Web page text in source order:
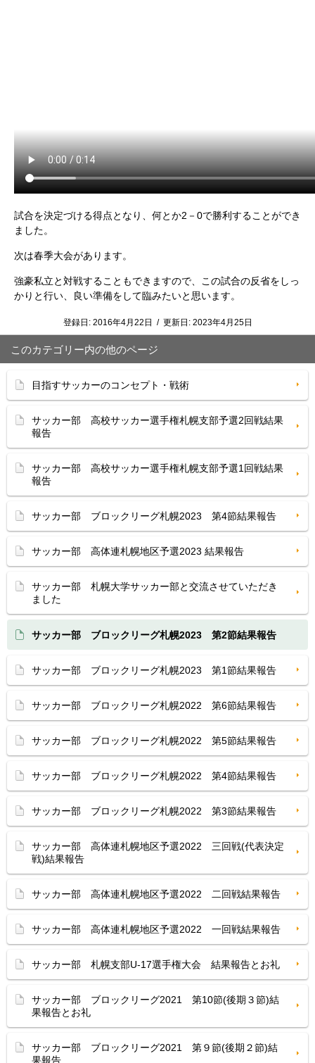
試合を決定づける得点となり、何とか2－0で勝利することができ
ました。
次は春季大会があります。
強豪私立と対戦することもできますので、この試合の反省をしっ
かりと行い、良い準備をして臨みたいと思います。
登録日: 2016年4月22日 / 更新日: 2023年4月25日
このカテゴリー内の他のページ
目指すサッカーのコンセプト・戦術
サッカー部 高校サッカー選手権札幌支部予選2回戦結果
報告
サッカー部 高校サッカー選手権札幌支部予選1回戦結果
報告
サッカー部 ブロックリーグ札幌2023 第4節結果報告
サッカー部 高体連札幌地区予選2023 結果報告
サッカー部 札幌大学サッカー部と交流させていただき
ました
サッカー部 ブロックリーグ札幌2023 第2節結果報告
サッカー部 ブロックリーグ札幌2023 第1節結果報告
サッカー部 ブロックリーグ札幌2022 第6節結果報告
サッカー部 ブロックリーグ札幌2022 第5節結果報告
サッカー部 ブロックリーグ札幌2022 第4節結果報告
サッカー部 ブロックリーグ札幌2022 第3節結果報告
サッカー部 高体連札幌地区予選2022 三回戦(代表決定
戦)結果報告
サッカー部 高体連札幌地区予選2022 二回戦結果報告
サッカー部 高体連札幌地区予選2022 一回戦結果報告
サッカー部 札幌支部U-17選手権大会 結果報告とお礼
サッカー部 ブロックリーグ2021 第10節(後期３節)結
果報告とお礼
サッカー部 ブロックリーグ2021 第９節(後期２節)結
果報告